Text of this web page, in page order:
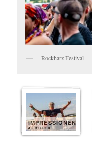
Rockharz Festival
IMPRESSIONEN
40 BILDER